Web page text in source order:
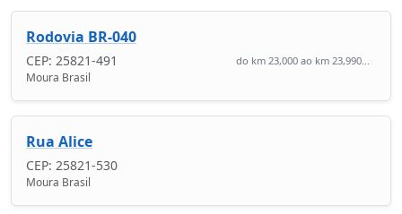
Rodovia BR-040
CEP: 25821-491 do km 23,000 ao km 23,990...
Moura Brasil
Rua Alice
CEP: 25821-530
Moura Brasil